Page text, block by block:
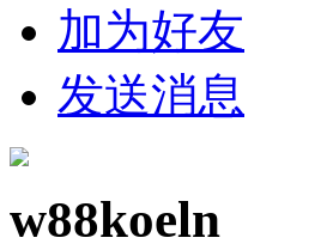
加为好友
发送消息
w88koeln